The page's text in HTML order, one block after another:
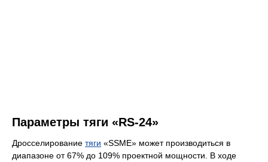
Параметры тяги «RS-24»
Дросселирование тяги «SSME» может производиться в
диапазоне от 67% до 109% проектной мощности. В ходе